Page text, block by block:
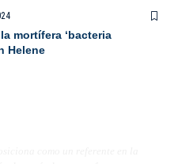
mortífera ‘bacteria
Helene